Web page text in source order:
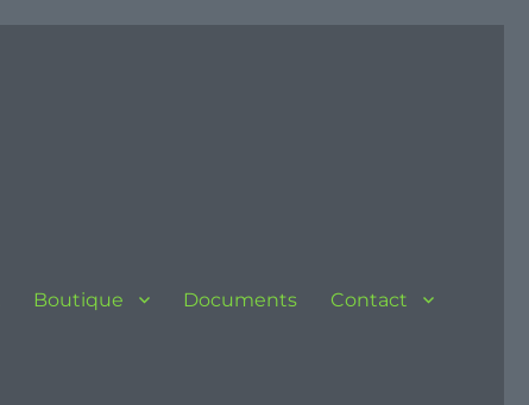
Boutique Documents Contact